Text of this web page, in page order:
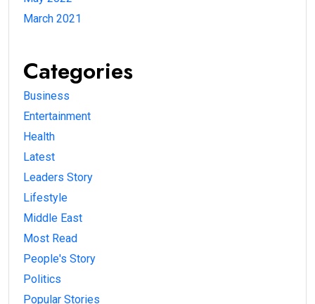
March 2021
Categories
Business
Entertainment
Health
Latest
Leaders Story
Lifestyle
Middle East
Most Read
People's Story
Politics
Popular Stories